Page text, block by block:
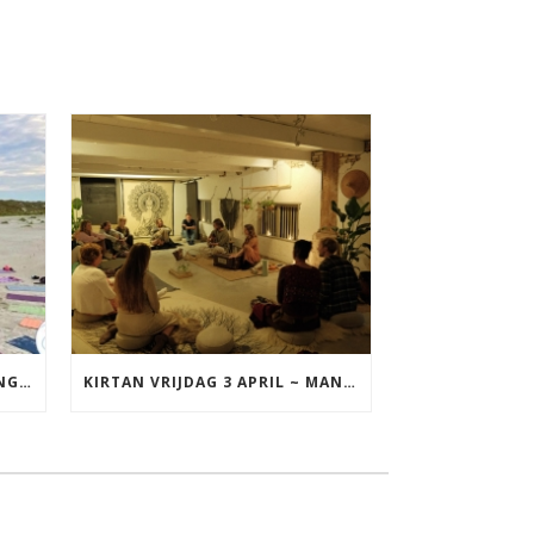
YOGA VAKANTIE TERSCHELLING 17 T/M 19 JULI KIRTAN VRIJDAG 3 APRIL ~ MANTRAZINGEN MET DIEDERICK IN LEEUWARDEN